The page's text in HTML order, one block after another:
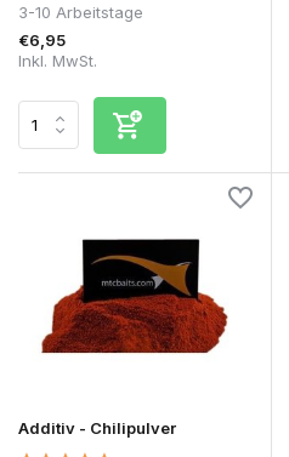
3-10 Arbeitstage
€6,95
Inkl. MwSt.
Additiv - Chilipulver